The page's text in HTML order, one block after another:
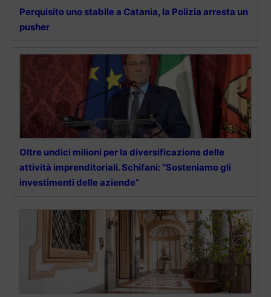
Perquisito uno stabile a Catania, la Polizia arresta un
pusher
Oltre undici milioni per la diversificazione delle
attività imprenditoriali. Schifani: “Sosteniamo gli
investimenti delle aziende”